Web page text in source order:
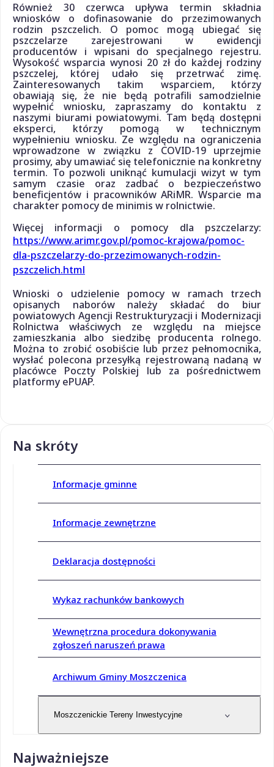
Również 30 czerwca upływa termin składnia
wniosków o dofinasowanie do przezimowanych
rodzin pszczelich. O pomoc mogą ubiegać się
pszczelarze zarejestrowani w ewidencji
producentów i wpisani do specjalnego rejestru.
Wysokość wsparcia wynosi 20 zł do każdej rodziny
pszczelej, której udało się przetrwać zimę.
Zainteresowanych takim wsparciem, którzy
obawiają się, że nie będą potrafili samodzielnie
wypełnić wniosku, zapraszamy do kontaktu z
naszymi biurami powiatowymi. Tam będą dostępni
eksperci, którzy pomogą w technicznym
wypełnieniu wniosku. Ze względu na ograniczenia
wprowadzone w związku z COVID-19 uprzejmie
prosimy, aby umawiać się telefonicznie na konkretny
termin. To pozwoli uniknąć kumulacji wizyt w tym
samym czasie oraz zadbać o bezpieczeństwo
beneficjentów i pracowników ARiMR. Wsparcie ma
charakter pomocy de minimis w rolnictwie.
Więcej informacji o pomocy dla pszczelarzy:
https://www.arimr.gov.pl/pomoc-krajowa/pomoc-
dla-pszczelarzy-do-przezimowanych-rodzin-
pszczelich.html
Wnioski o udzielenie pomocy w ramach trzech
opisanych naborów należy składać do biur
powiatowych Agencji Restrukturyzacji i Modernizacji
Rolnictwa właściwych ze względu na miejsce
zamieszkania albo siedzibę producenta rolnego.
Można to zrobić osobiście lub przez pełnomocnika,
wysłać polecona przesyłką rejestrowaną nadaną w
placówce Poczty Polskiej lub za pośrednictwem
platformy ePUAP.
Na skróty
Informacje gminne
Informacje zewnętrzne
Deklaracja dostępności
Wykaz rachunków bankowych
Wewnętrzna procedura dokonywania
zgłoszeń naruszeń prawa
Archiwum Gminy Moszczenica
Moszczenickie Tereny Inwestycyjne
Najważniejsze